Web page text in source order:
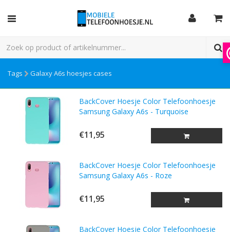
Tags Galaxy A6s hoesjes cases
BackCover Hoesje Color Telefoonhoesje
Samsung Galaxy A6s - Turquoise
€11,95
BackCover Hoesje Color Telefoonhoesje
Samsung Galaxy A6s - Roze
€11,95
BackCover Hoesje Color Telefoonhoesje